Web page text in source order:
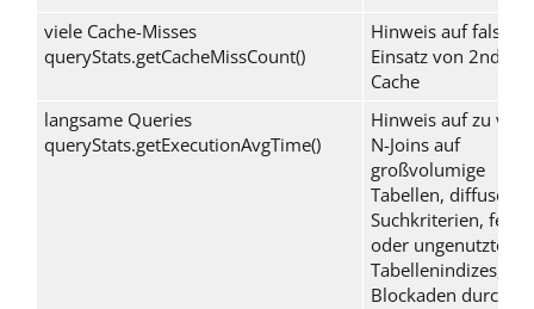
viele Cache-Misses
queryStats.getCacheMissCount()
Hinweis auf
Einsatz von 2nd
Cache
langsame Queries
queryStats.getExecutionAvgTime()
Hinweis auf zu
N-Joins auf
großvolumige
Tabellen, diffuse
Suchkriterien,
oder ungenutzte
Tabellenindizes,
Blockaden durch